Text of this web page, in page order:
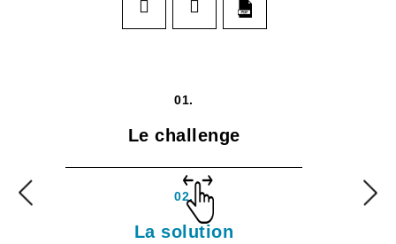
01.
Le challenge
02.
La solution